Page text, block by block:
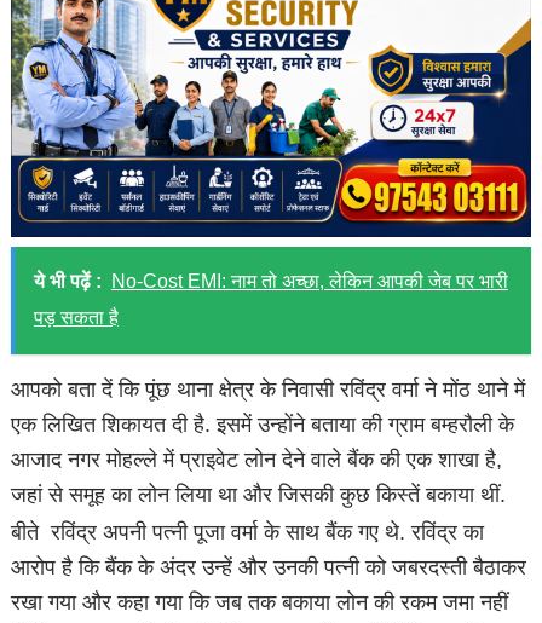
ये भी पढ़ें :
No-Cost EMI: नाम तो अच्छा, लेकिन आपकी जेब पर भारी
पड़ सकता है
आपको बता दें कि पूंछ थाना क्षेत्र के निवासी रविंद्र वर्मा ने मोंठ थाने में
एक लिखित शिकायत दी है. इसमें उन्होंने बताया की ग्राम बम्हरौली के
आजाद नगर मोहल्ले में प्राइवेट लोन देने वाले बैंक की एक शाखा है,
जहां से समूह का लोन लिया था और जिसकी कुछ किस्तें बकाया थीं.
बीते रविंद्र अपनी पत्नी पूजा वर्मा के साथ बैंक गए थे. रविंद्र का
आरोप है कि बैंक के अंदर उन्हें और उनकी पत्नी को जबरदस्ती बैठाकर
रखा गया और कहा गया कि जब तक बकाया लोन की रकम जमा नहीं